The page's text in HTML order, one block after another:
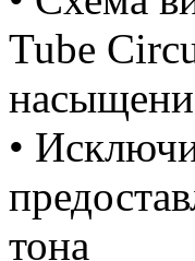
Tube
•
тона